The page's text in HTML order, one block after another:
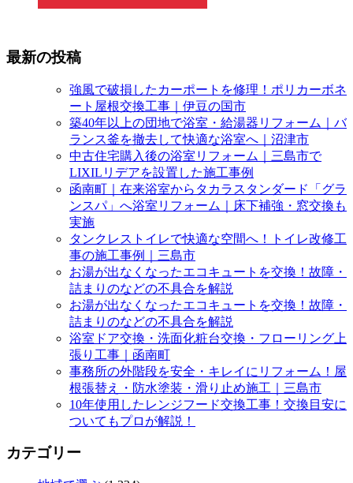
最新の投稿
強風で破損したカーポートを修理！ポリカーボネ
ート屋根交換工事｜伊豆の国市
築40年以上の団地で浴室・給湯器リフォーム｜バ
ランス釜を撤去して快適な浴室へ｜沼津市
中古住宅購入後の浴室リフォーム｜三島市で
LIXILリデアを設置した施工事例
函南町｜在来浴室からタカラスタンダード「グラ
ンスパ」へ浴室リフォーム｜床下補強・窓交換も
実施
タンクレストイレで快適な空間へ！トイレ改修工
事の施工事例｜三島市
お湯が出なくなったエコキュートを交換！故障・
詰まりのなどの不具合を解説
お湯が出なくなったエコキュートを交換！故障・
詰まりのなどの不具合を解説
浴室ドア交換・洗面化粧台交換・フローリング上
張り工事｜函南町
事務所の外階段を安全・キレイにリフォーム！屋
根張替え・防水塗装・滑り止め施工｜三島市
10年使用したレンジフード交換工事！交換目安に
ついてもプロが解説！
カテゴリー